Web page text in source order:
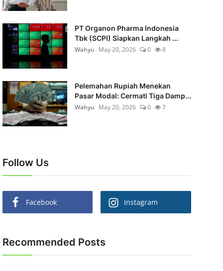
PT Organon Pharma Indonesia
Tbk (SCPI) Siapkan Langkah ...
Wahyu May 20, 2026 0 8
Pelemahan Rupiah Menekan
Pasar Modal: Cermati Tiga Damp...
Wahyu May 20, 2026 0 7
Follow Us
Facebook Instagram
Recommended Posts